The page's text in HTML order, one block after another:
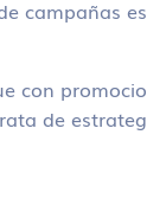
campañas
con
de